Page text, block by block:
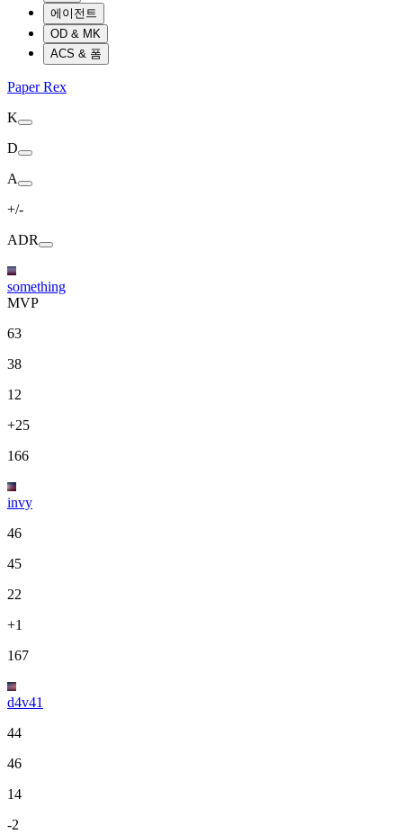
에이전트
OD & MK
ACS & 폼
Paper Rex
K
D
A
+/-
ADR
something
MVP
63
38
12
+25
166
invy
46
45
22
+1
167
d4v41
44
46
14
-2